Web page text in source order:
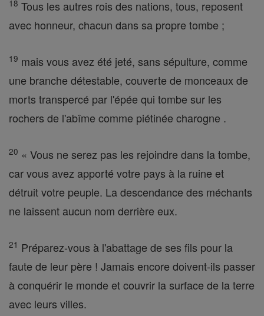
18 Tous les autres rois des nations, tous, reposent
avec honneur, chacun dans sa propre tombe ;
19 mais vous avez été jeté, sans sépulture, comme
une branche détestable, couverte de monceaux de
morts transpercé par l'épée qui tombe sur les
rochers de l'abîme comme piétinée charogne .
20 « Vous ne serez pas les rejoindre dans la tombe,
car vous avez apporté votre pays à la ruine et
détruit votre peuple. La descendance des méchants
ne laissent aucun nom derrière eux.
21 Préparez-vous à l'abattage de ses fils pour la
faute de leur père ! Jamais encore doivent-ils passer
à conquérir le monde et couvrir la surface de la terre
avec leurs villes.